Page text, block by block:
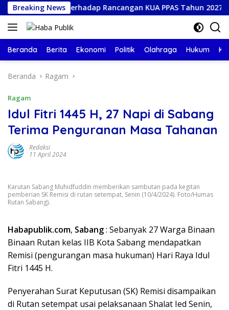
Langsung
ke
konten
Breaking News
Fraksi Terhadap Rancangan KUA PPAS Tahun 2027
Beranda Berita Ekonomi Politik Olahraga Hukum
Beranda Ragam
Ragam
Idul Fitri 1445 H, 27 Napi di Sabang
Terima Penguranan Masa Tahanan
Redaksi
11 April 2024
Karutan Sabang Muhidfuddin memberikan sambutan pada kegitan
pemberian SK Remisi di rutan setempat, Senin (10/4/2024). Foto/Humas
Rutan Sabang).
Habapublik.com, Sabang: Sebanyak 27 Warga Binaan
Binaan Rutan kelas IIB Kota Sabang mendapatkan
Remisi (pengurangan masa hukuman) Hari Raya Idul
Fitri 1445 H.
Penyerahan Surat Keputusan (SK) Remisi disampaikan
di Rutan setempat usai pelaksanaan Shalat Ied Senin,